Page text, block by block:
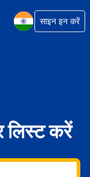
साइन इन करें
करें